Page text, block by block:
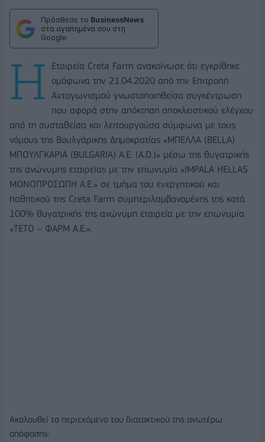
Πρόσθεσε το BusinessNews
στα αγαπημένα σου στη
Google
Η
Εταιρεία Creta Farm ανακοίνωσε ότι εγκρίθηκε
ομόφωνα την 21.04.2020 από την Επιτροπή
Ανταγωνισμού γνωστοποιηθείσα συγκέντρωση
που αφορά στην απόκτηση αποκλειστικού ελέγχου
από τη συσταθείσα και λειτουργούσα σύμφωνα με τους
νόμους της Βουλγάρικης Δημοκρατίας «ΜΠΕΛΛΑ (BELLA)
ΜΠΟΥΛΓΚΑΡΙΑ (BULGARIA) Α.Ε. (A.D.)» μέσω της θυγατρικής
της ανώνυμης εταιρείας με την επωνυμία «IMPALA HELLAS
ΜΟΝΟΠΡΟΣΩΠΗ A.E.» σε τμήμα του ενεργητικού και
παθητικού της Creta Farm συμπεριλαμβανομένης της κατά
100% θυγατρικής της ανώνυμη εταιρεία με την επωνυμία
«ΤΕΤΟ – ΦΑΡΜ Α.Ε.».
Ακολουθεί το περιεχόμενο του διατακτικού της ανωτέρω
απόφασης: